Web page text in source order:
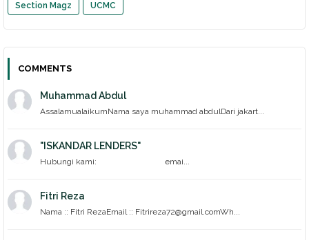
Section Magz UCMC
COMMENTS
Muhammad Abdul
AssalamualaikumNama saya muhammad abdulDari jakart...
"ISKANDAR LENDERS"
Hubungi kami: emai...
Fitri Reza
Nama :: Fitri RezaEmail :: Fitrireza72@gmail.comWh...